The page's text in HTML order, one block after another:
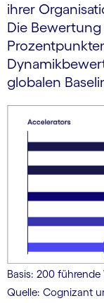
ihrer
Die
globalen
Basis: 200
Quelle: Cognizant